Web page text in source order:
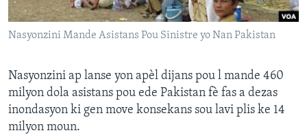
Nasyonzini Mande Asistans Pou Sinistre yo Nan Pakistan
Nasyonzini ap lanse yon apèl dijans pou l mande 460
milyon dola asistans pou ede Pakistan fè fas a dezas
inondasyon ki gen move konsekans sou lavi plis ke 14
milyon moun.